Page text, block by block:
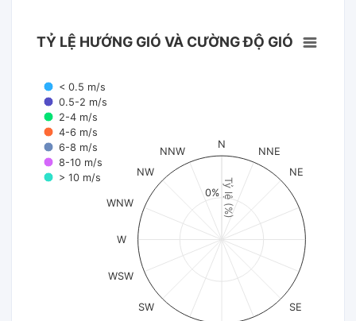
Tỷ lệ (%)
TỶ LỆ HƯỚNG GIÓ VÀ CƯỜNG ĐỘ GIÓ
< 0.5 m/s
0.5-2 m/s
2-4 m/s
4-6 m/s
6-8 m/s
8-10 m/s
> 10 m/s
N
NNE
NE
SE
SW
WSW
W
WNW
NW
NNW
0%